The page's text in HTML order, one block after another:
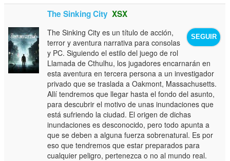
The Sinking City XSX
SEGUIR
The Sinking City es un título de acción,
terror y aventura narrativa para consolas
y PC. Siguiendo el estilo del juego de rol
Llamada de Cthulhu, los jugadores encarnarán en
esta aventura en tercera persona a un investigador
privado que se traslada a Oakmont, Massachusetts.
Allí tendremos que llegar hasta el fondo del asunto,
para descubrir el motivo de unas inundaciones que
está sufriendo la ciudad. El origen de dichas
inundaciones es desconocido, pero todo apunta a
que se deben a alguna fuerza sobrenatural. Es por
eso que tendremos que estar preparados para
cualquier peligro, pertenezca o no al mundo real.